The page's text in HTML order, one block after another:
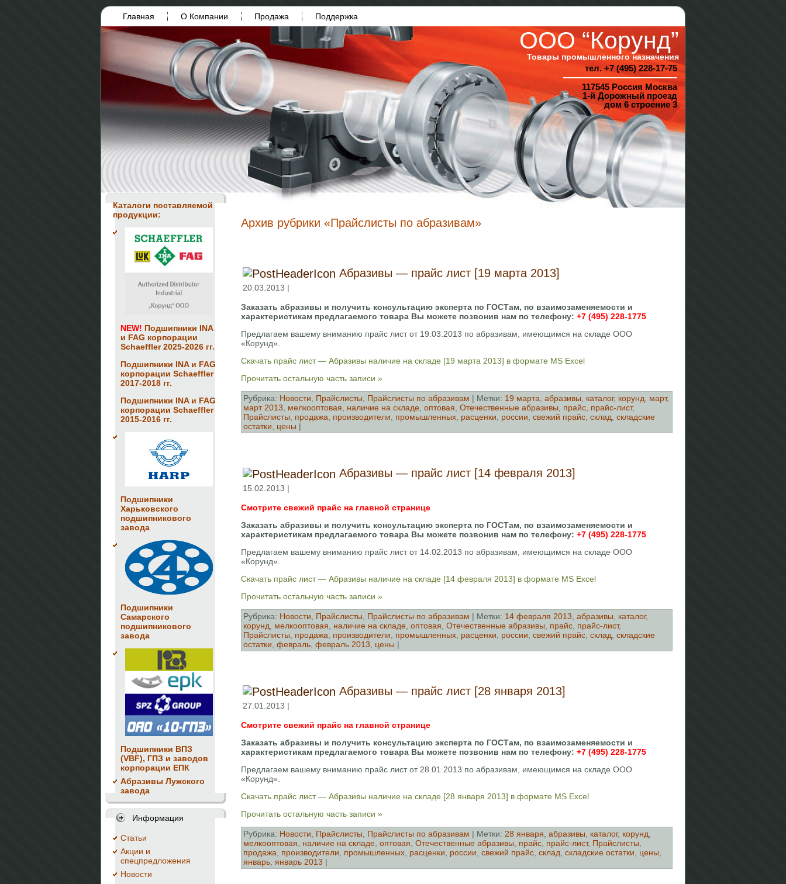
Главная О Компании Продажа Поддержка
ООО “Корунд”
Товары промышленного назначения
тел. +7 (495) 228-17-75
117545 Россия Москва
1-й Дорожный проезд
дом 6 строение 3
Каталоги поставляемой
продукции:
NEW! Подшипники INA
и FAG корпорации
Schaeffler 2025-2026 гг.
Подшипники INA и FAG
корпорации Schaeffler
2017-2018 гг.
Подшипники INA и FAG
корпорации Schaeffler
2015-2016 гг.
Подшипники
Харьковского
подшипникового
завода
Подшипники
Самарского
подшипникового
завода
Подшипники ВПЗ
(VBF), ГПЗ и заводов
корпорации ЕПК
Абразивы Лужского
завода
Информация
Cтатьи
Акции и
спецпредложения
Новости
Архив рубрики «Прайслисты по абразивам»
Абразивы — прайс лист [19 марта 2013]
20.03.2013 |
Заказать абразивы и получить консультацию эксперта по ГОСТам, по взаимозаменяемости и
характеристикам предлагаемого товара Вы можете позвонив нам по телефону: +7 (495) 228-1775
Предлагаем вашему вниманию прайс лист от 19.03.2013 по абразивам, имеющимся на складе ООО
«Корунд».
Скачать прайс лист — Абразивы наличие на складе [19 марта 2013] в формате MS Excel
Прочитать остальную часть записи »
Рубрика: Новости, Прайслисты, Прайслисты по абразивам | Метки: 19 марта, абразивы, каталог, корунд, март,
март 2013, мелкооптовая, наличие на складе, оптовая, Отечественные абразивы, прайс, прайс-лист,
Прайслисты, продажа, производители, промышленных, расценки, россии, свежий прайс, склад, складские
остатки, цены |
Абразивы — прайс лист [14 февраля 2013]
15.02.2013 |
Смотрите свежий прайс на главной странице
Заказать абразивы и получить консультацию эксперта по ГОСТам, по взаимозаменяемости и
характеристикам предлагаемого товара Вы можете позвонив нам по телефону: +7 (495) 228-1775
Предлагаем вашему вниманию прайс лист от 14.02.2013 по абразивам, имеющимся на складе ООО
«Корунд».
Скачать прайс лист — Абразивы наличие на складе [14 февраля 2013] в формате MS Excel
Прочитать остальную часть записи »
Рубрика: Новости Прайслисты Прайслисты по абразивам | Метки: 14 февраля 2013 абразивы каталог,
корунд
мелкооптовая наличие на складе оптовая Отечественные абразивы прайс прайс-лист,
Прайслисты
продажа производители промышленных расценки россии свежий прайс склад складские
остатки февраль февраль 2013 цены |
Абразивы — прайс лист [28 января 2013]
27.01.2013 |
Смотрите свежий прайс на главной странице
Заказать абразивы и получить консультацию эксперта по ГОСТам, по взаимозаменяемости и
характеристикам предлагаемого товара Вы можете позвонив нам по телефону: +7 (495) 228-1775
Предлагаем вашему вниманию прайс лист от 28.01.2013 по абразивам, имеющимся на складе ООО
«Корунд».
Скачать прайс лист — Абразивы наличие на складе [28 января 2013] в формате MS Excel
Прочитать остальную часть записи »
Рубрика: Новости Прайслисты Прайслисты по абразивам | Метки: 28 января абразивы каталог, корунд
мелкооптовая
наличие на складе оптовая Отечественные абразивы прайс прайс-лист, Прайслисты
продажа
производители промышленных расценки россии свежий прайс склад складские остатки цены
январь январь 2013 |